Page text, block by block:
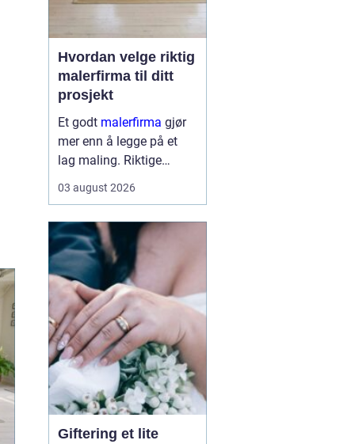
Hvordan velge riktig
malerfirma til ditt
prosjekt
Et godt malerfirma gjør
mer enn å legge på et
lag maling. Riktige
levetiden på bygget,
og spare både tid og
penger. Samtidig kan feil
valg gi ekstra
kostnader,...
03 august 2026
Giftering et lite